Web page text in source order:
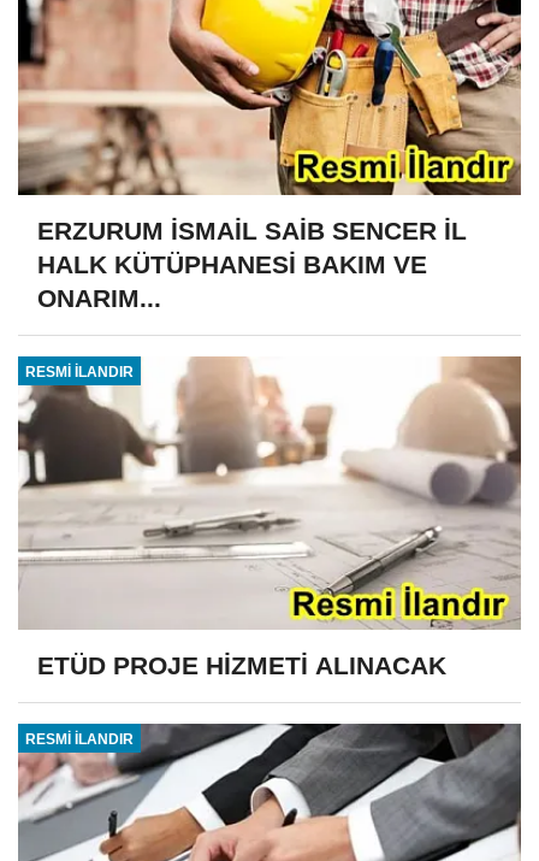
ERZURUM İSMAİL SAİB SENCER İL
HALK KÜTÜPHANESİ BAKIM VE
ONARIM...
RESMİ İLANDIR
ETÜD PROJE HİZMETİ ALINACAK
RESMİ İLANDIR